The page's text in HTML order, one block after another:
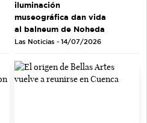
iluminación
museográfica dan vida
al balneum de Noheda
Las Noticias - 14/07/2026